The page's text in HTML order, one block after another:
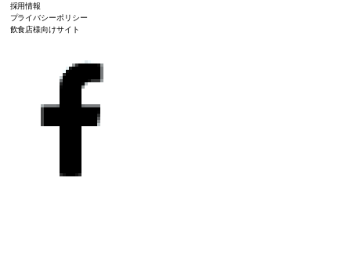
採用情報
プライバシーポリシー
飲食店様向けサイト